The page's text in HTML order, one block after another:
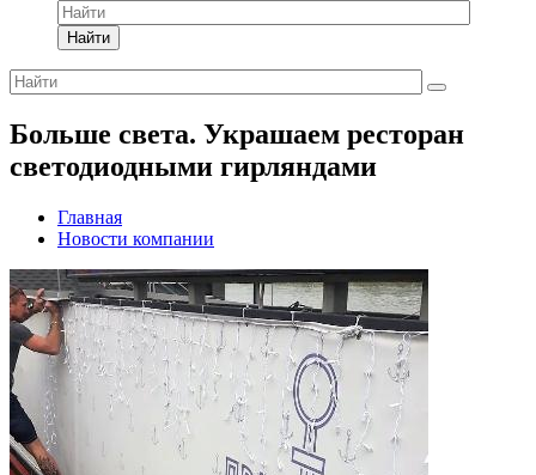
Найти
Больше света. Украшаем ресторан
светодиодными гирляндами
Главная
Новости компании